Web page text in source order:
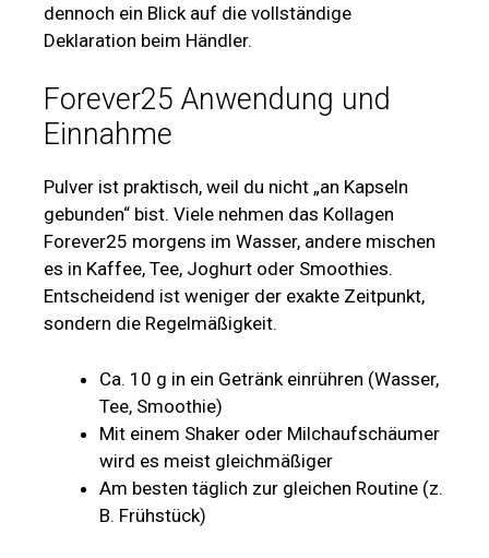
dennoch ein Blick auf die vollständige
Deklaration beim Händler.
Forever25 Anwendung und
Einnahme
Pulver ist praktisch, weil du nicht „an Kapseln
gebunden“ bist. Viele nehmen das Kollagen
Forever25 morgens im Wasser, andere mischen
es in Kaffee, Tee, Joghurt oder Smoothies.
Entscheidend ist weniger der exakte Zeitpunkt,
sondern die Regelmäßigkeit.
Ca. 10 g in ein Getränk einrühren (Wasser,
Tee, Smoothie)
Mit einem Shaker oder Milchaufschäumer
wird es meist gleichmäßiger
Am besten täglich zur gleichen Routine (z.
B. Frühstück)